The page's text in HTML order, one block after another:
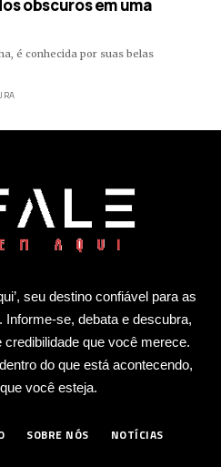
obscuros em uma
é conhecida por suas belas
seu destino confiável para as
se, debata e descubra,
que você merece.
do que está acontecendo,
você esteja.
SOBRE NÓS NOTÍCIAS